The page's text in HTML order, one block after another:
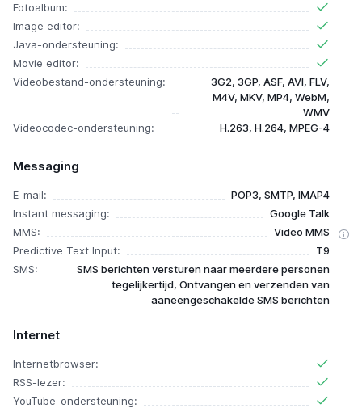
Fotoalbum:
Image editor:
Java-ondersteuning:
Movie editor:
Videobestand-ondersteuning:
3G2, 3GP, ASF, AVI, FLV,
M4V, MKV, MP4, WebM,
WMV
Videocodec-ondersteuning:
H.263, H.264, MPEG-4
Messaging
E-mail:
POP3, SMTP, IMAP4
Instant messaging:
Google Talk
MMS:
Video MMS
Predictive Text Input:
T9
SMS:
SMS berichten versturen naar meerdere personen
tegelijkertijd, Ontvangen en verzenden van
aaneengeschakelde SMS berichten
Internet
Internetbrowser:
RSS-lezer:
YouTube-ondersteuning: